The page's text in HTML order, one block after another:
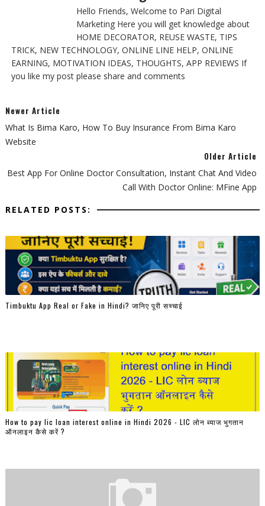
Hello Friends, Welcome to Pari Digital
Marketing Here you will get knowledge about
HOME DECORATOR, REUSE WASTE, TIPS
TRICK, NEW TECHNOLOGY, ONLINE LINE HELP, ONLINE
EARNING, MOTIVATION IDEAS, THOUGHTS, APP REVIEWS If
you like my post please share and comments
Newer Article
What Is Bima Karo, How To Buy Insurance From Bima Karo
Website
Older Article
Best App For Online Doctor Consultation, Instant Chat And Video
Call With Doctor Online: MFine App
RELATED POSTS:
Timbuktu App Real or Fake in Hindi? जानिए पूरी सच्चाई
How to pay lic loan interest online in Hindi 2026 - LIC लोन ब्याज भुगतान
ऑनलाइन कैसे करें ?